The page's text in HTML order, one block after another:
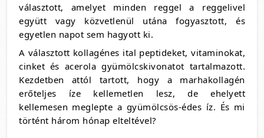
választott, amelyet minden reggel a reggelivel
együtt vagy közvetlenül utána fogyasztott, és
egyetlen napot sem hagyott ki.
A választott kollagénes ital peptideket, vitaminokat,
cinket és acerola gyümölcskivonatot tartalmazott.
Kezdetben attól tartott, hogy a marhakollagén
erőteljes íze kellemetlen lesz, de ehelyett
kellemesen meglepte a gyümölcsös-édes íz. És mi
történt három hónap elteltével?